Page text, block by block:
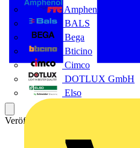
Amphenol FTG
BALS
Bega
Bticino
Cimco
DOTLUX GmbH
Elso
Veröffentlicht: 8. Dezember 2025